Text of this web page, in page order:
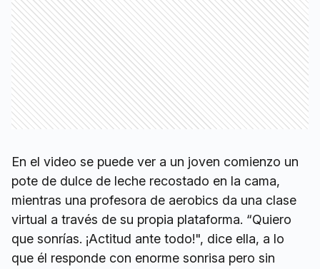
En el video se puede ver a un joven comienzo un
pote de dulce de leche recostado en la cama,
mientras una profesora de aerobics da una clase
virtual a través de su propia plataforma. “Quiero
que sonrías. ¡Actitud ante todo!", dice ella, a lo
que él responde con enorme sonrisa pero sin